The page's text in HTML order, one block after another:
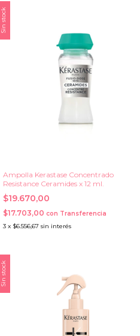
Sin stock
Ampolla Kerastase Concentrado
Resistance Ceramides x 12 ml.
$19.670,00
$17.703,00 con Transferencia
3 x $6.556,67 sin interés
Sin stock